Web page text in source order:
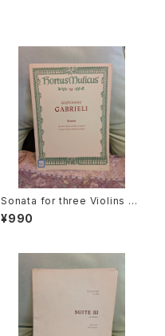
Sonata for three Violins an
d Basso continuo【著者：GA
BRIELI】出版社：BÄRENREITE
¥990